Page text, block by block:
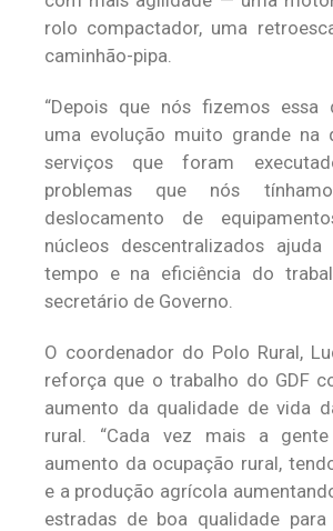
rolo compactador, uma
caminhão-pipa.
“Depois que nós fizemos essa
uma evolução muito grande na
serviços que foram
problemas que nós
deslocamento de
núcleos descentralizados
tempo e na eficiência do
secretário de Governo.
O coordenador do Polo Rural,
reforça que o trabalho do GDF
aumento da qualidade de vida
rural. “Cada vez mais a
aumento da ocupação rural,
e a produção agrícola
estradas de boa qualidade para